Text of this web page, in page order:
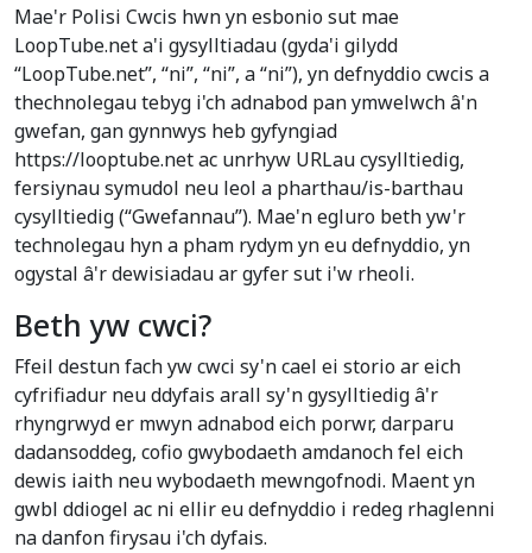
Mae'r Polisi Cwcis hwn yn esbonio sut mae
LoopTube.net a'i gysylltiadau (gyda'i gilydd
“LoopTube.net”, “ni”, “ni”, a “ni”), yn defnyddio cwcis a
thechnolegau tebyg i'ch adnabod pan ymwelwch â'n
gwefan, gan gynnwys heb gyfyngiad
https://looptube.net ac unrhyw URLau cysylltiedig,
fersiynau symudol neu leol a pharthau/is-barthau
cysylltiedig (“Gwefannau”). Mae'n egluro beth yw'r
technolegau hyn a pham rydym yn eu defnyddio, yn
ogystal â'r dewisiadau ar gyfer sut i'w rheoli.
Beth yw cwci?
Ffeil destun fach yw cwci sy'n cael ei storio ar eich
cyfrifiadur neu ddyfais arall sy'n gysylltiedig â'r
rhyngrwyd er mwyn adnabod eich porwr, darparu
dadansoddeg, cofio gwybodaeth amdanoch fel eich
dewis iaith neu wybodaeth mewngofnodi. Maent yn
gwbl ddiogel ac ni ellir eu defnyddio i redeg rhaglenni
na danfon firysau i'ch dyfais.